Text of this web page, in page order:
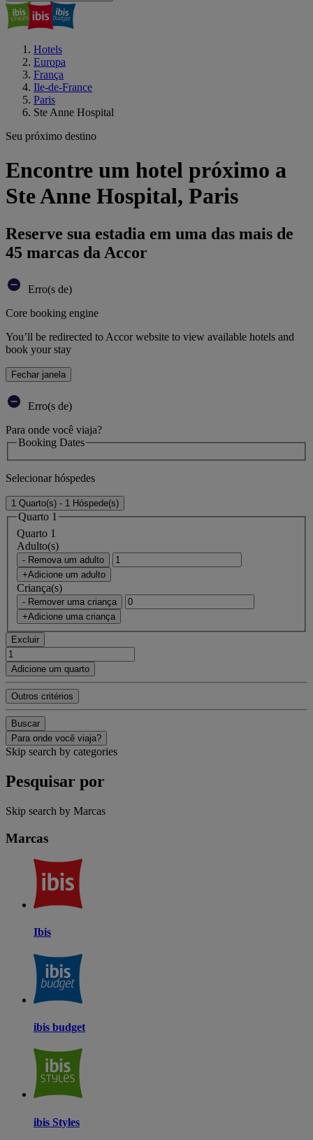
Hotels
Europa
França
Ile-de-France
Paris
Ste Anne Hospital
Seu próximo destino
Encontre um hotel próximo a
Ste Anne Hospital, Paris
Reserve sua estadia em uma das mais de
45 marcas da Accor
Erro(s de)
Core booking engine
You’ll be redirected to Accor website to view available hotels and
book your stay
Fechar janela
Erro(s de)
Para onde você viaja?
Booking Dates
Selecionar hóspedes
1 Quarto(s) - 1 Hóspede(s)
Quarto 1
Quarto 1
Adulto(s)
- Remova um adulto
+Adicione um adulto
Criança(s)
- Remover uma criança
+Adicione uma criança
Excluir
Adicione um quarto
Outros critérios
Buscar
Para onde você viaja?
Skip search by categories
Pesquisar por
Skip search by Marcas
Marcas
Ibis
ibis budget
ibis Styles